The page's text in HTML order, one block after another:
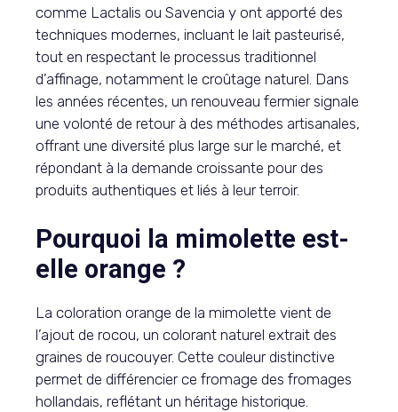
comme Lactalis ou Savencia y ont apporté des
techniques modernes, incluant le lait pasteurisé,
tout en respectant le processus traditionnel
d’affinage, notamment le croûtage naturel. Dans
les années récentes, un renouveau fermier signale
une volonté de retour à des méthodes artisanales,
offrant une diversité plus large sur le marché, et
répondant à la demande croissante pour des
produits authentiques et liés à leur terroir.
Pourquoi la mimolette est-
elle orange ?
La coloration orange de la mimolette vient de
l’ajout de rocou, un colorant naturel extrait des
graines de roucouyer. Cette couleur distinctive
permet de différencier ce fromage des fromages
hollandais, reflétant un héritage historique.